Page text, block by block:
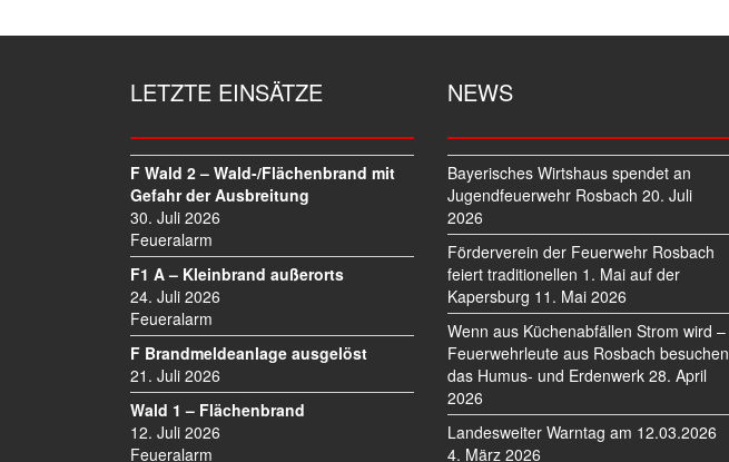
R
LETZTE EINSÄTZE
F Wald 2 – Wald-/Flächenbrand mit
Gefahr der Ausbreitung
30. Juli 2026
Feueralarm
F1 A – Kleinbrand außerorts
24. Juli 2026
Feueralarm
F Brandmeldeanlage ausgelöst
21. Juli 2026
Wald 1 – Flächenbrand
12. Juli 2026
Feueralarm
NEWS
Bayerisches Wirtshaus spendet an
Jugendfeuerwehr Rosbach 20. Juli
2026
Förderverein der Feuerwehr Rosbach
feiert traditionellen 1. Mai auf der
Kapersburg 11. Mai 2026
Wenn aus Küchenabfällen Strom wird –
Feuerwehrleute aus Rosbach besuchen
das Humus- und Erdenwerk 28. April
2026
Landesweiter Warntag am 12.03.2026
4. März 2026